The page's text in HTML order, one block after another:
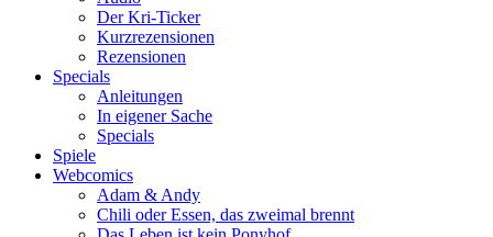
Der Kri-Ticker
Kurzrezensionen
Rezensionen
Specials
Anleitungen
In eigener Sache
Specials
Spiele
Webcomics
Adam & Andy
Chili oder Essen, das zweimal brennt